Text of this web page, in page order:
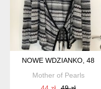
NOWE WDZIANKO, 48
Mother of Pearls